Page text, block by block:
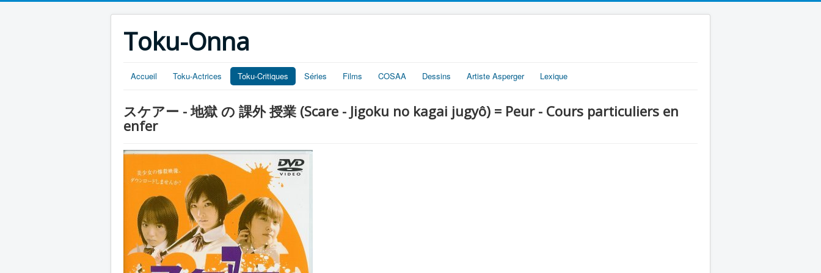
Toku-Onna
Accueil Toku-Actrices Toku-Critiques Séries Films COSAA Dessins Artiste Asperger Lexique
スケアー - 地獄 の 課外 授業 (Scare - Jigoku no kagai jugyô) = Peur - Cours particuliers en
enfer